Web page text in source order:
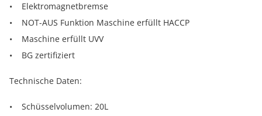
• Elektromagnetbremse
• NOT-AUS Funktion Maschine erfüllt HACCP
• Maschine erfüllt UVV
• BG zertifiziert
Technische Daten:
• Schüsselvolumen: 20L